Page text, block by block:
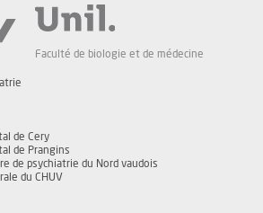
Faculté de biologie et de médecine
de Cery
de Prangins
de psychiatrie du Nord vaudois
du CHUV